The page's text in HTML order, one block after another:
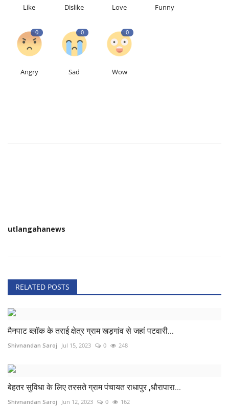
Like Dislike Love Funny
0
Angry
0
Sad
0
Wow
utlangahanews
RELATED POSTS
मैनपाट ब्लॉक के तराई क्षेत्र ग्राम खड़गांव से जहां पटवारी...
Shivnandan Saroj Jul 15, 2023 0 248
बेहतर सुविधा के लिए तरसते ग्राम पंचायत राधापुर ,धौरापारा...
Shivnandan Saroj Jun 12, 2023 0 162